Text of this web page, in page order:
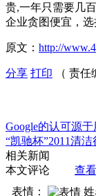
贵,一年只需要几
企业贪图便宜，
原文： http://
分享 打印 （ 责任
Google的认可源
“凯驰杯”2011清
相关新闻
本文评论
查
表情：
姓